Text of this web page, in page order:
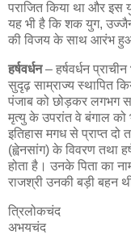
पराजित किया था और इस
यह भी है कि शक युग,
की विजय के साथ आरंभ
हर्षवर्धन– हर्षवर्धन
सुदृढ़ साम्राज्य स्थापित
पंजाब को छोड़कर लगभग
मृत्यु के उपरांत वे बंगाल
इतिहास मगध से प्राप्त दो
(ह्वेनसांग) के विवरण तथा
होता है। उनके पिता का
राजश्री उनकी बड़ी बहन
त्रिलोकचंद
अभयचंद